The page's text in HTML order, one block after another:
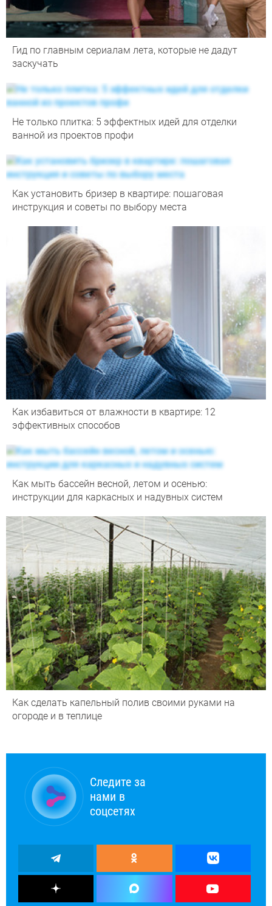
Гид по главным сериалам лета, которые не дадут
заскучать
Не только плитка: 5 эффектных идей для отделки
ванной из проектов профи
Как установить бризер в квартире: пошаговая
инструкция и советы по выбору места
Как избавиться от влажности в квартире: 12
эффективных способов
Как мыть бассейн весной, летом и осенью:
инструкции для каркасных и надувных систем
Как сделать капельный полив своими руками на
огороде и в теплице
Следите за
нами в
соцсетях